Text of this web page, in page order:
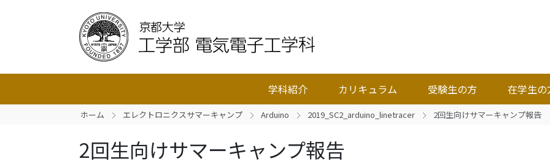
学科紹介 カリキュラム 受験生の方 在学生の
ホーム エレクトロニクスサマーキャンプ Arduino 2019_SC2_arduino_linetracer 2回生向けサマーキャンプ報告
2回生向けサマーキャンプ報告